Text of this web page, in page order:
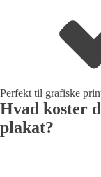
Perfekt til grafiske
Hvad koster
plakat?